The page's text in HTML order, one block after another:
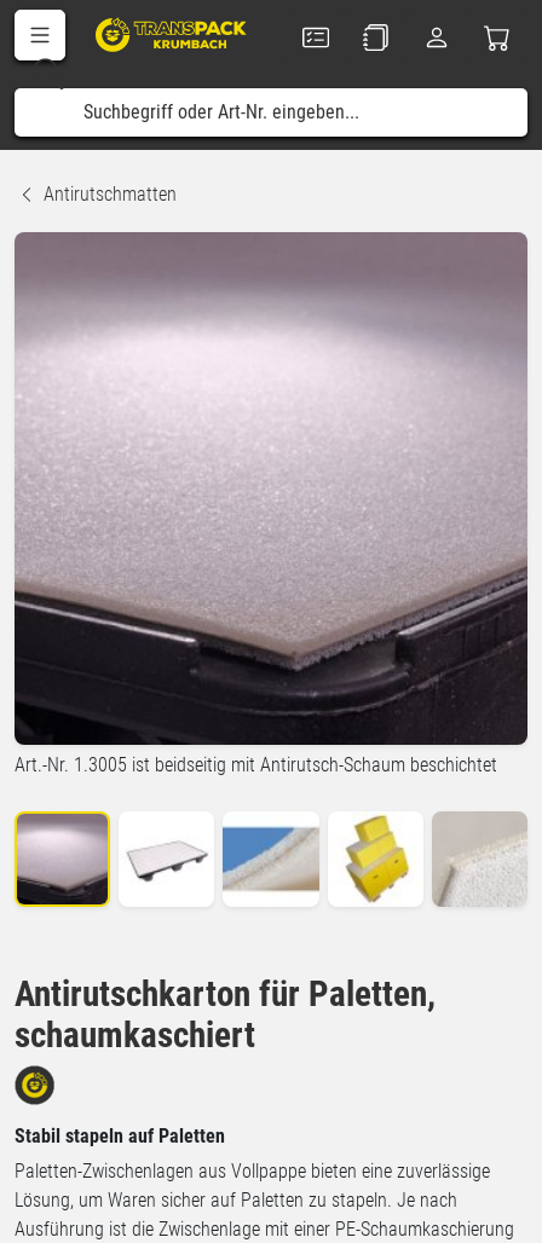
Antirutschmatten
Antirutschkarton für Paletten,
schaumkaschiert
Art.-Nr. 1.3005 ist beidseitig mit Antirutsch-Schaum beschichtet
Stabil stapeln auf Paletten
Paletten-Zwischenlagen aus Vollpappe bieten eine zuverlässige
Lösung, um Waren sicher auf Paletten zu stapeln. Je nach
Ausführung ist die Zwischenlage mit einer PE-Schaumkaschierung